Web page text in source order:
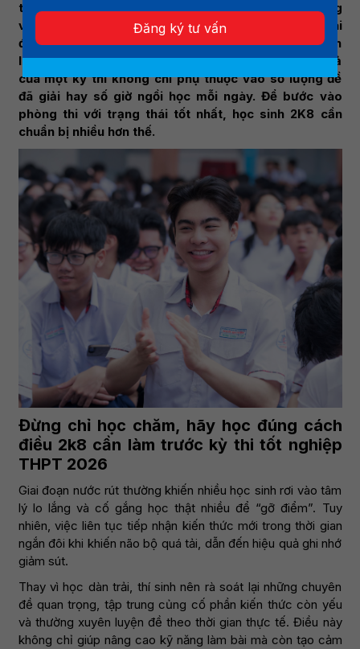
trọng đánh dấu sự kết thúc của 12 năm học phổ thông
và mở ra những lựa chọn mới cho tương lai. Ở giai
đoạn này, nhiều thí sinh tập trung tối đa cho việc ôn
luyện kiến thức. Tuy nhiên, thực tế cho thấy kết quả
của một kỳ thi không chỉ phụ thuộc vào số lượng đề
đã giải hay số giờ ngồi học mỗi ngày. Để bước vào
phòng thi với trạng thái tốt nhất, học sinh 2K8 cần
chuẩn bị nhiều hơn thế.
Đừng chỉ học chăm, hãy học đúng cách
điều 2k8 cần làm trước kỳ thi tốt nghiệp
THPT 2026
Giai đoạn nước rút thường khiến nhiều học sinh rơi vào tâm
lý lo lắng và cố gắng học thật nhiều để “gỡ điểm”. Tuy
nhiên, việc liên tục tiếp nhận kiến thức mới trong thời gian
ngắn đôi khi khiến não bộ quá tải, dẫn đến hiệu quả ghi nhớ
giảm sút.
Thay vì học dàn trải, thí sinh nên rà soát lại những chuyên
đề quan trọng, tập trung củng cố phần kiến thức còn yếu
và thường xuyên luyện đề theo thời gian thực tế. Điều này
không chỉ giúp nâng cao kỹ năng làm bài mà còn tạo cảm
Đăng ký tư vấn